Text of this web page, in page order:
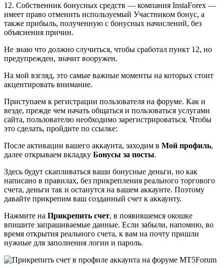
12. Собственник бонусных средств — компания InstaForex —
имеет право отменить используемый Участником бонус, а
также прибыль, полученную с бонусных начислений, без
объяснения причин.
Не знаю что должно случиться, чтобы сработал пункт 12, но
предупрежден, значит вооружен.
На мой взгляд, это самые важные моменты на которых стоит
акцентировать внимание.
Приступаем к регистрации пользователя на форуме. Как и
везде, прежде чем начать общаться и пользоваться услугами
сайта, пользователю необходимо зарегистрироваться. Чтобы
это сделать, пройдите по ссылке:
После активации вашего аккаунта, заходим в Мой профиль,
далее открываем вкладку Бонусы за посты.
Здесь будут скапливаться ваши бонусные деньги, но как
написано в правилах, без прикрепления реального торгового
счета, деньги так и останутся на вашем аккаунте. Поэтому
давайте прикрепим ваш созданный счет к аккаунту.
Нажмите на Прикрепить счет, в появившемся окошке
впишите запрашиваемые данные. Если забыли, напомню, во
время открытия реального счета, к вам на почту пришли
нужные для заполнения логин и пароль.